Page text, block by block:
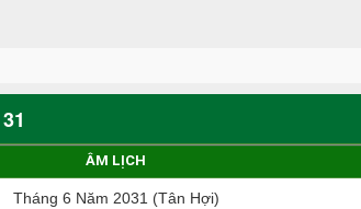
ÂM LỊCH
Tháng 6 Năm 2031 (Tân Hợi)